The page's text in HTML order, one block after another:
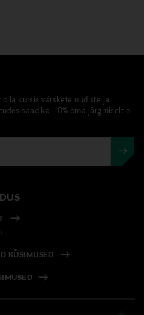
kursis värskete uudiste ja
saad ka -10% oma järgmiselt e-
KÜSIMUSED